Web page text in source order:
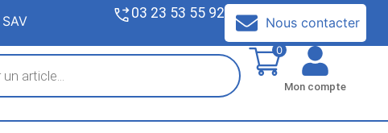
03 23 53 55 92
Nous contacter
0
Mon compte